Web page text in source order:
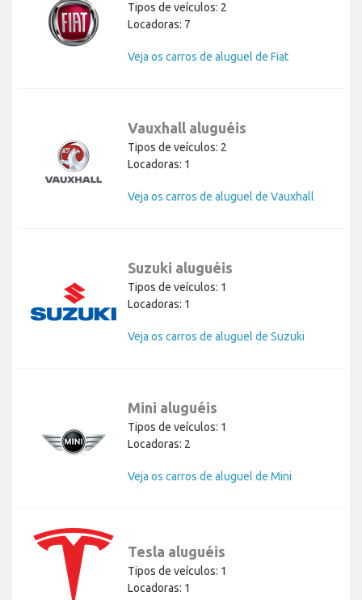
Tipos de veículos: 2
Locadoras: 7
Veja os carros de aluguel de Fiat
Vauxhall aluguéis
Tipos de veículos: 2
Locadoras: 1
Veja os carros de aluguel de Vauxhall
Suzuki aluguéis
Tipos de veículos: 1
Locadoras: 1
Veja os carros de aluguel de Suzuki
Mini aluguéis
Tipos de veículos: 1
Locadoras: 2
Veja os carros de aluguel de Mini
Tesla aluguéis
Tipos de veículos: 1
Locadoras: 1